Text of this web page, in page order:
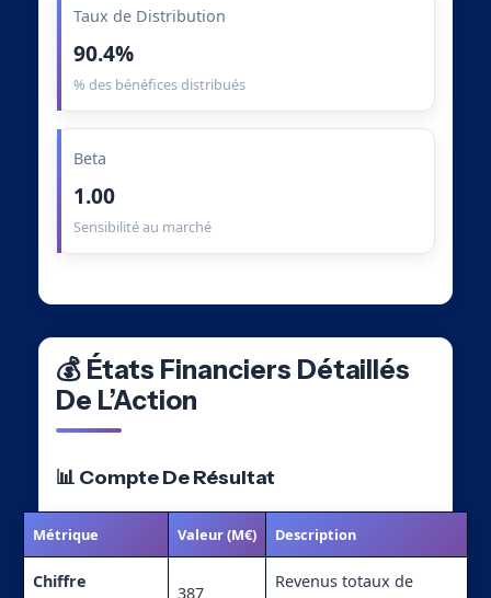
Taux de Distribution
90.4%
% des bénéfices distribués
Beta
1.00
Sensibilité au marché
💰 États Financiers Détaillés
De L’Action
📊 Compte De Résultat
Métrique Valeur (M€) Description
Chiffre
387
Revenus totaux de